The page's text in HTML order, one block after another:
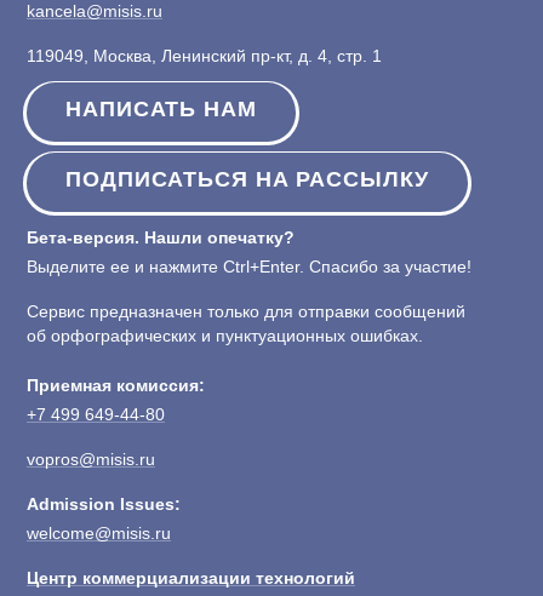
kancela@misis.ru
119049, Москва, Ленинский пр-кт, д. 4, стр. 1
НАПИСАТЬ НАМ
ПОДПИСАТЬСЯ НА РАССЫЛКУ
Бета-версия. Нашли опечатку?
Выделите ее и нажмите Ctrl+Enter. Спасибо за участие!
Сервис предназначен только для отправки сообщений
об орфографических и пунктуационных ошибках.
Приемная комиссия:
+7 499 649-44-80
vopros@misis.ru
Admission Issues:
welcome@misis.ru
Центр коммерциализации технологий